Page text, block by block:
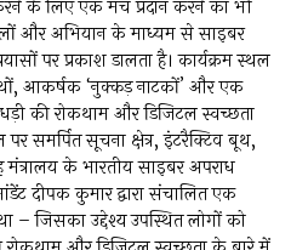
के लिए एक मंच प्रदान करने का भी
और अभियान के माध्यम से साइबर
पर प्रकाश डालता है। कार्यक्रम स्थल
आकर्षक ‘नुक्कड़ नाटकों’ और एक
की रोकथाम और डिजिटल स्वच्छता
समर्पित सूचना क्षेत्र, इंटरैक्टिव बूथ,
के भारतीय साइबर अपराध
दीपक कुमार द्वारा संचालित एक
– जिसका उद्देश्य उपस्थित लोगों को